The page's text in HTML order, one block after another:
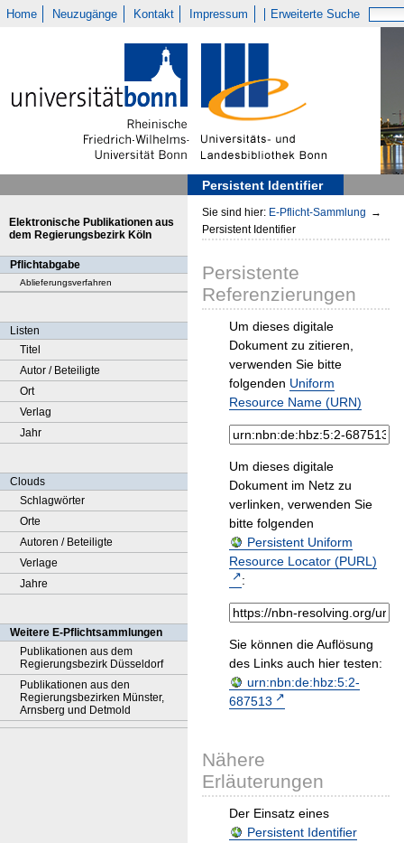
Home Neuzugänge Kontakt Impressum Erweiterte Suche
Persistent Identifier
Elektronische Publikationen aus
dem Regierungsbezirk Köln
Pflichtabgabe
Ablieferungsverfahren
Listen
Titel
Autor / Beteiligte
Ort
Verlag
Jahr
Clouds
Schlagwörter
Orte
Autoren / Beteiligte
Verlage
Jahre
Weitere E-Pflichtsammlungen
Publikationen aus dem
Regierungsbezirk Düsseldorf
Publikationen aus den
Regierungsbezirken Münster,
Arnsberg und Detmold
Sie sind hier: E-Pflicht-Sammlung →
Persistent Identifier
Persistente
Referenzierungen
Um dieses digitale
Dokument zu zitieren,
verwenden Sie bitte
folgenden Uniform
Resource Name (URN)
Um dieses digitale
Dokument im Netz zu
verlinken, verwenden Sie
bitte folgenden
Persistent Uniform
Resource Locator (PURL)
:
Sie können die Auflösung
des Links auch hier testen:
urn:nbn:de:hbz:5:2-
687513
Nähere
Erläuterungen
Der Einsatz eines
Persistent Identifier